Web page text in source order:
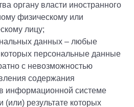
органу власти иностранного
физическому или
лицу;
данных – любые
которых персональные данные
с невозможностью
содержания
информационной системе
результате которых